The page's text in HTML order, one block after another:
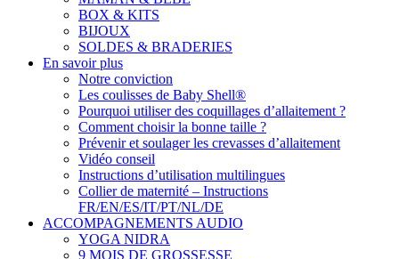
BOX & KITS
BIJOUX
SOLDES & BRADERIES
En savoir plus
Notre conviction
Les coulisses de Baby Shell®
Pourquoi utiliser des coquillages d’allaitement ?
Comment choisir la bonne taille ?
Prévenir et soulager les crevasses d’allaitement
Vidéo conseil
Instructions d’utilisation multilingues
Collier de maternité – Instructions
FR/EN/ES/IT/PT/NL/DE
ACCOMPAGNEMENTS AUDIO
YOGA NIDRA
9 MOIS DE GROSSESSE